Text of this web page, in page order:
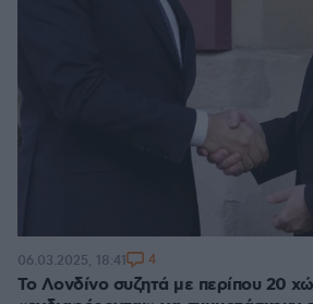
Το Λονδίνο συζητά με περίπου 20
06.03.2025, 18:41 4